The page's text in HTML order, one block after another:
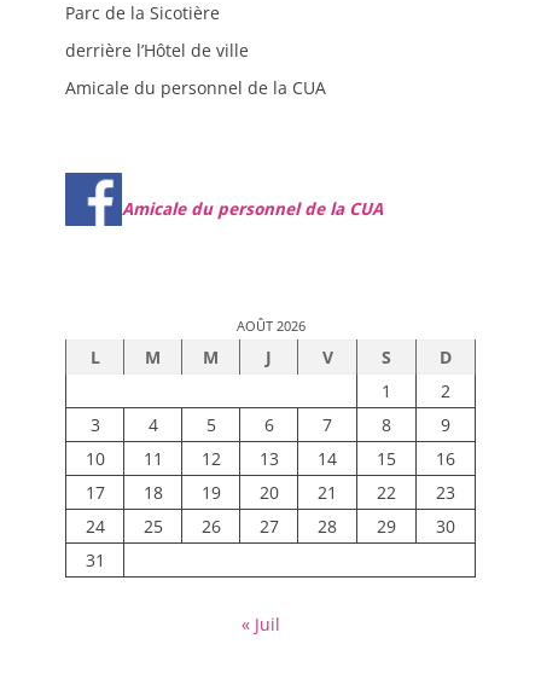
Parc de la Sicotière
derrière l’Hôtel de ville
Amicale du personnel de la CUA
Amicale du personnel de la CUA
AOÛT 2026
L M M J V S
D
1
2
3
4 5 6 7 8
9
10
11 12 13 14 15
16
17
18 19 20 21 22
23
24
25 26 27 28 29
30
31
« Juil